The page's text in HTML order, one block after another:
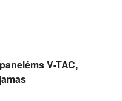
V-TAC,